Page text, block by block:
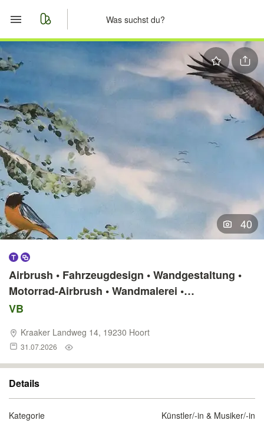
Nachrichten
Anzeige aufgeben
40
Airbrush • Fahrzeugdesign • Wandgestaltung •
Motorrad-Airbrush • Wandmalerei •
Wunschmotive • Graffiti
VB
Kraaker Landweg 14, 19230 Hoort
31.07.2026
Details
Kategorie Künstler/-in & Musiker/-in